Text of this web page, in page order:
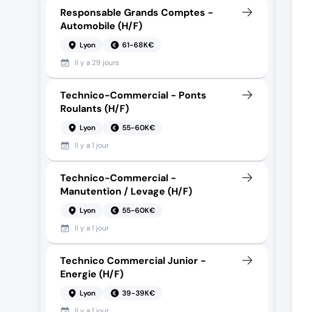
Responsable Grands Comptes -
Automobile (H/F)
Lyon
61-68K€
Il y a 29 jours
Technico-Commercial - Ponts
Roulants (H/F)
Lyon
55-60K€
Il y a1 jour
Technico-Commercial -
Manutention / Levage (H/F)
Lyon
55-60K€
Il y a1 jour
Technico Commercial Junior -
Energie (H/F)
Lyon
39-39K€